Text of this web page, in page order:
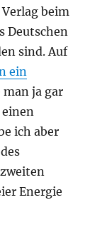
beim
Deutschen
sind. Auf
ein
ja gar
ich aber
Energie